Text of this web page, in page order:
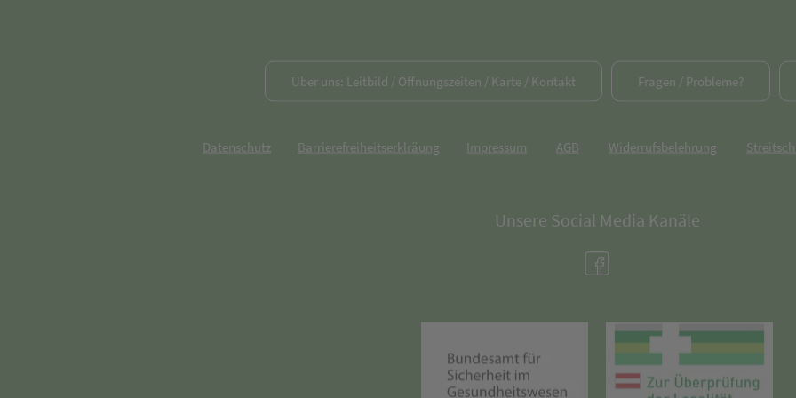
Über uns: Leitbild / Öffnungszeiten / Karte / Kontakt Fragen / Probleme?
Datenschutz Barrierefreiheitserklräung Impressum AGB Widerrufsbelehrung
Unsere Social Media Kanäle
(öffnet in neuem Tab)